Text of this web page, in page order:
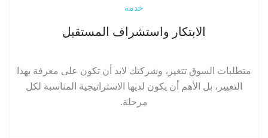
إقرأ المزيد
خدمة
الابتكار واستشراف المستقبل
متطلبات السوق تتغير، وشركتك لابد أن تكون على معرفة بهذا
التغيير، بل الأهم أن يكون لديها الاستراتيجية المناسبة لكل
مرحلة.